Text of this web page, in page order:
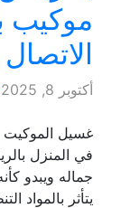
بنا
الموكيت في
بالرياض
ويبدو كأنه
بالمواد التنظيفية